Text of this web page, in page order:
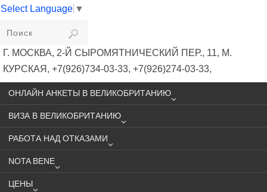
Select Language ▼
VIKIVISA
Г. МОСКВА, 2-Й СЫРОМЯТНИЧЕСКИЙ ПЕР., 11, М.
КУРСКАЯ, +7(926)734-03-33, +7(926)274-03-33,
VISA@VIKIVISA.RU
ОНЛАЙН АНКЕТЫ В ВЕЛИКОБРИТАНИЮ
ВИЗА В ВЕЛИКОБРИТАНИЮ
РАБОТА НАД ОТКАЗАМИ
NOTA BENE
ЦЕНЫ